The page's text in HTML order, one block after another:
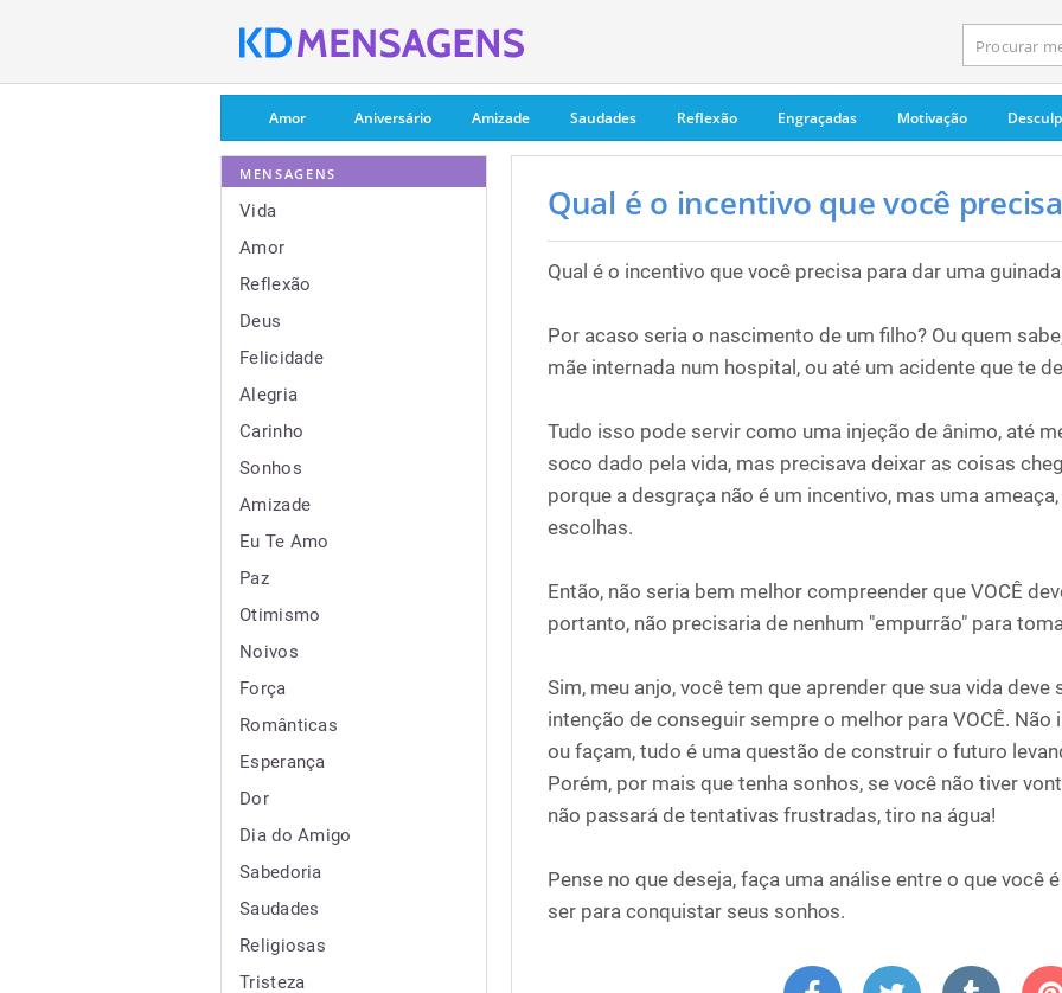
Amor Aniversário Amizade Saudades Reflexão Engraçadas Motivação
MENSAGENS
Vida
Amor
Reflexão
Deus
Felicidade
Alegria
Carinho
Sonhos
Amizade
Eu Te Amo
Paz
Otimismo
Noivos
Força
Românticas
Esperança
Dor
Dia do Amigo
Sabedoria
Saudades
Religiosas
Tristeza
Qual é o incentivo que você
Qual é o incentivo que você precisa para dar uma
Por acaso seria o nascimento de um filho? Ou quem
mãe internada num hospital, ou até um acidente que te
Tudo isso pode servir como uma injeção de ânimo, até
soco dado pela vida, mas precisava deixar as coisas
porque a desgraça não é um incentivo, mas uma
escolhas.
Então, não seria bem melhor compreender que VOCÊ
portanto, não precisaria de nenhum "empurrão" para
Sim, meu anjo, você tem que aprender que sua vida
intenção de conseguir sempre o melhor para VOCÊ.
ou façam, tudo é uma questão de construir o futuro
Porém, por mais que tenha sonhos, se você não tiver
não passará de tentativas frustradas, tiro na água!
Pense no que deseja, faça uma análise entre o que você
ser para conquistar seus sonhos.